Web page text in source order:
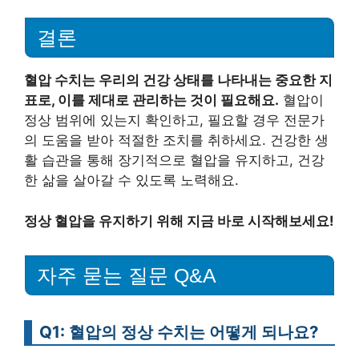
결론
혈압 수치는 우리의 건강 상태를 나타내는 중요한 지
표로, 이를 제대로 관리하는 것이 필요해요. 혈압이
정상 범위에 있는지 확인하고, 필요할 경우 전문가
의 도움을 받아 적절한 조치를 취하세요. 건강한 생
활 습관을 통해 장기적으로 혈압을 유지하고, 건강
한 삶을 살아갈 수 있도록 노력해요.
정상 혈압을 유지하기 위해 지금 바로 시작해보세요!
자주 묻는 질문 Q&A
Q1: 혈압의 정상 수치는 어떻게 되나요?